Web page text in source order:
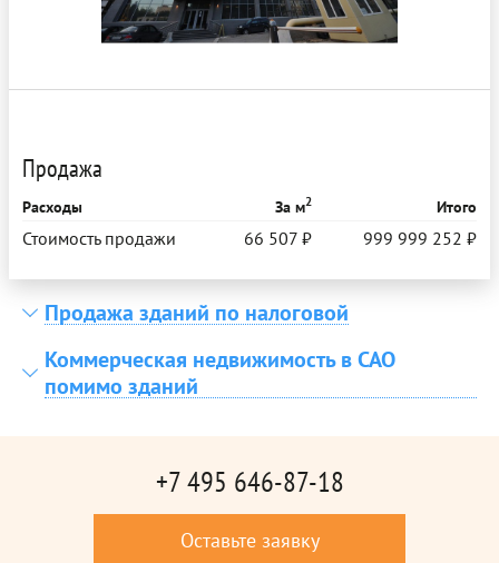
Продажа
Расходы За м2 Итого
Стоимость продажи 66 507 ₽ 999 999 252 ₽
Продажа зданий по налоговой
Коммерческая недвижимость в САО
помимо зданий
+7 495 646-87-18
Оставьте заявку